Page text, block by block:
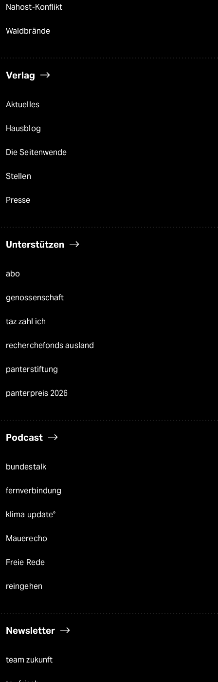
Nahost-Konflikt
Waldbrände
Verlag
Aktuelles
Hausblog
Die Seitenwende
Stellen
Presse
Unterstützen
abo
genossenschaft
taz zahl ich
recherchefonds ausland
panterstiftung
panterpreis 2026
Podcast
bundestalk
fernverbindung
klima update°
Mauerecho
Freie Rede
reingehen
Newsletter
team zukunft